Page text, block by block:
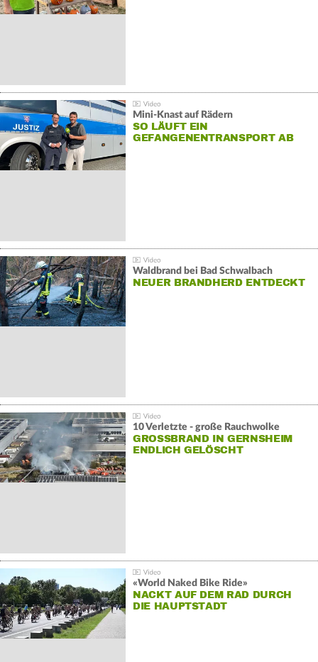
Mini-Knast auf Rädern
SO LÄUFT EIN
GEFANGENENTRANSPORT AB
Waldbrand bei Bad Schwalbach
NEUER BRANDHERD ENTDECKT
10 Verletzte - große Rauchwolke
GROSSBRAND IN GERNSHEIM E
NDLICH GELÖSCHT
«World Naked Bike Ride»
NACKT AUF DEM RAD DURCH
DIE HAUPTSTADT